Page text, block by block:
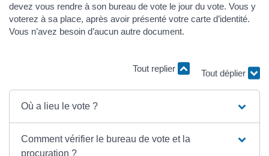
devez vous rendre à son bureau de vote le jour du vote. Vous y
voterez à sa place, après avoir présenté votre carte d’identité.
Vous n’avez besoin d’aucun autre document.
Tout replier
Tout déplier
Où a lieu le vote ?
Comment vérifier le bureau de vote et la
procuration ?